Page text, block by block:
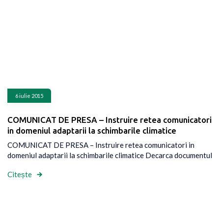
6 iulie 2015
COMUNICAT DE PRESA – Instruire retea comunicatori
in domeniul adaptarii la schimbarile climatice
COMUNICAT DE PRESA – Instruire retea comunicatori in
domeniul adaptarii la schimbarile climatice Decarca documentul
Citește